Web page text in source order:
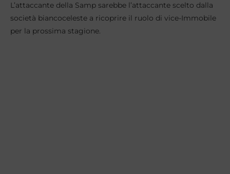
L’attaccante della Samp sarebbe l’attaccante scelto dalla
società biancoceleste a ricoprire il ruolo di vice-Immobile
per la prossima stagione.